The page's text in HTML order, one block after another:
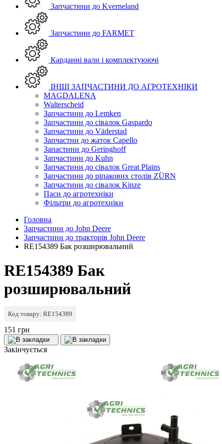
Запчастини до Kverneland
Запчастини до FARMET
Карданні вали і комплектуюючі
ІНШІ ЗАПЧАСТИНИ ДО АГРОТЕХНІКИ
MAGDALENA
Walterscheid
Запчастини до Lemken
Запчастини до сівалок Gaspardo
Запчастини до Väderstad
Запчастни до жаток Capello
Запастини до Geringhoff
Запчастини до Kuhn
Запчастини до сівалок Great Plains
Запчастини до ріпакових столів ZÜRN
Запчастини до сівалок Kinze
Паси до агротехніки
Фільтри до агротехніки
Головна
Запчастини до John Deere
Запчастини до тракторів John Deere
RE154389 Бак розширювальний
RE154389 Бак
розширювальний
Код товару: RE154389
151 грн
Закінчується